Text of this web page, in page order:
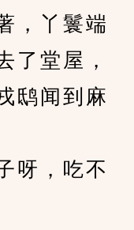
丫鬟端
了堂屋，
鸱闻到麻
，吃不